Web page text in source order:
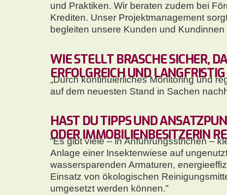
und Praktiken. Wir beraten zudem bei
Krediten. Unser Projektmanagement
begleiten unsere Kunden und
WIE STELLT BRASCHE SICHER,
RFOLGREICH UND LANGFRISTIG
„Durch kontinuierliches Monitoring und
auf dem neuesten Stand in Sachen
HAST DU TIPPS UND
ODER IMMOBILIENBESITZERIN
“Es gibt viele – in Anführungsstrichen –
Anlage einer Insektenwiese auf
wassersparenden Armaturen,
Einsatz von ökologischen
umgesetzt werden können.”